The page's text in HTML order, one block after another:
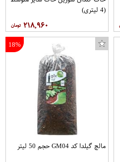
(4 لیتری)
۲۱۸,۹۶۰
18%
مالچ گیلدا کد GM04 حجم 50 لیتر